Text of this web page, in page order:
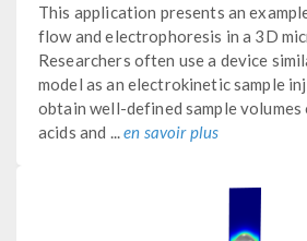
This application presents an
flow and electrophoresis in a 3D
Researchers often use a device
model as an electrokinetic sample
obtain well-defined sample
acids and ...en savoir plus